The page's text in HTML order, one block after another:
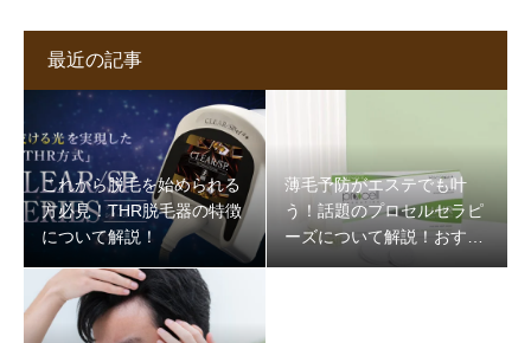
最近の記事
これから脱毛を始められる
方必見！THR脱毛器の特徴
について解説！
薄毛予防がエステでも叶
う！話題のプロセルセラピ
ーズについて解説！おすす
めサロンもご紹介！